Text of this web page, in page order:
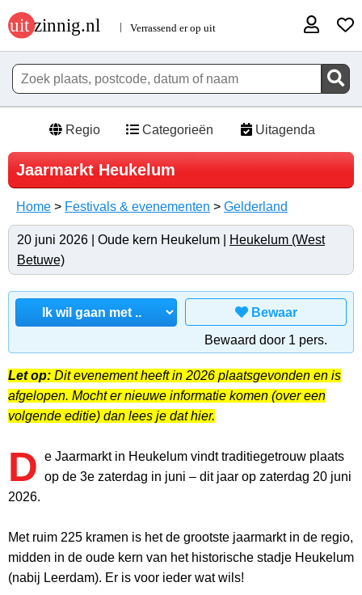
Regio Categorieën Uitagenda
Jaarmarkt Heukelum
Home > Festivals & evenementen > Gelderland
20 juni 2026 | Oude kern Heukelum |
Heukelum (West
Betuwe)
Bewaar
Bewaard door 1 pers.
Let op: Dit evenement heeft in 2026 plaatsgevonden en is
afgelopen. Mocht er nieuwe informatie komen (over een
volgende editie) dan lees je dat hier.
D e Jaarmarkt in Heukelum vindt traditiegetrouw plaats
op de 3e zaterdag in juni – dit jaar op zaterdag 20 juni
2026.
Met ruim 225 kramen is het de grootste jaarmarkt in de regio,
midden in de oude kern van het historische stadje Heukelum
(nabij Leerdam). Er is voor ieder wat wils!